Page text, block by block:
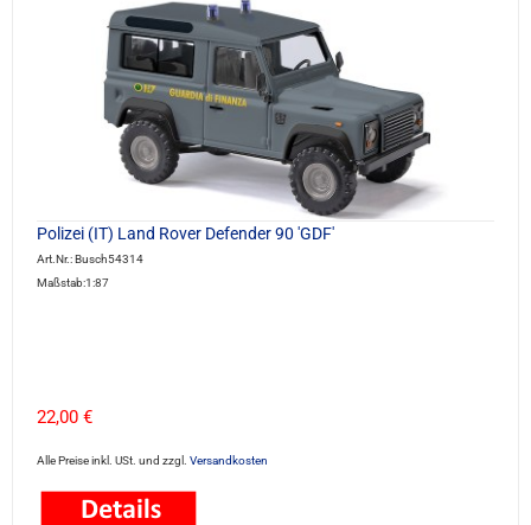
Polizei (IT) Land Rover Defender 90 'GDF'
Art.Nr.: Busch54314
Maßstab:1:87
22,00 €
Alle Preise inkl. USt. und zzgl. Versandkosten